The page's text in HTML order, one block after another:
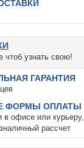
чтоб узнать свою!
ГАРАНТИЯ
ФОРМЫ ОПЛАТЫ
в офисе или
рассчет